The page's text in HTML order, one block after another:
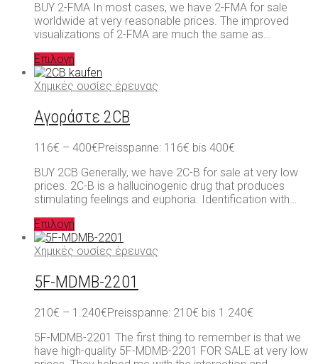
BUY 2-FMA In most cases, we have 2-FMA for sale
worldwide at very reasonable prices. The improved
visualizations of 2-FMA are much the same as…
Επιλογή
Χημικές ουσίες έρευνας
Αγοράστε 2CB
116€ – 400€Preisspanne: 116€ bis 400€
BUY 2CB Generally, we have 2C-B for sale at very low
prices. 2C-B is a hallucinogenic drug that produces
stimulating feelings and euphoria. Identification with…
Επιλογή
Χημικές ουσίες έρευνας
5F-MDMB-2201
210€ – 1.240€Preisspanne: 210€ bis 1.240€
5F-MDMB-2201 The first thing to remember is that we
have high-quality 5F-MDMB-2201 FOR SALE at very low